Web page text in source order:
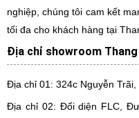
nghiệp, chúng tôi cam kết
tối đa cho khách hàng tại
Địa chỉ showroom Thang
Địa chỉ 01: 324c Nguyễn
Địa chỉ 02: Đối diện FLC,